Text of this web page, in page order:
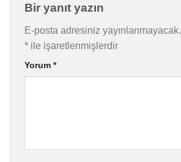
Bir yanıt yazın
E-posta adresiniz yayınlanmayacak.
* ile işaretlenmişlerdir
Yorum *